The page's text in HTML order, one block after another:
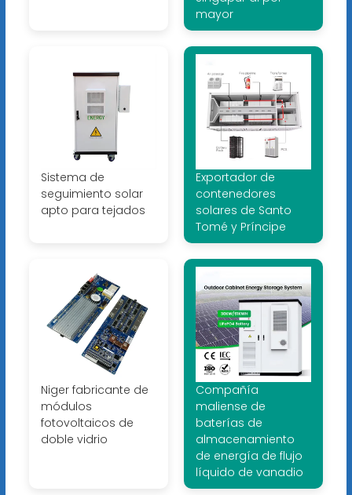
mayor
Sistema de
seguimiento solar
apto para tejados
Exportador de
contenedores
solares de Santo
Tomé y Príncipe
Niger fabricante de
módulos
fotovoltaicos de
doble vidrio
Compañía
maliense de
baterías de
almacenamiento
de energía de flujo
líquido de vanadio